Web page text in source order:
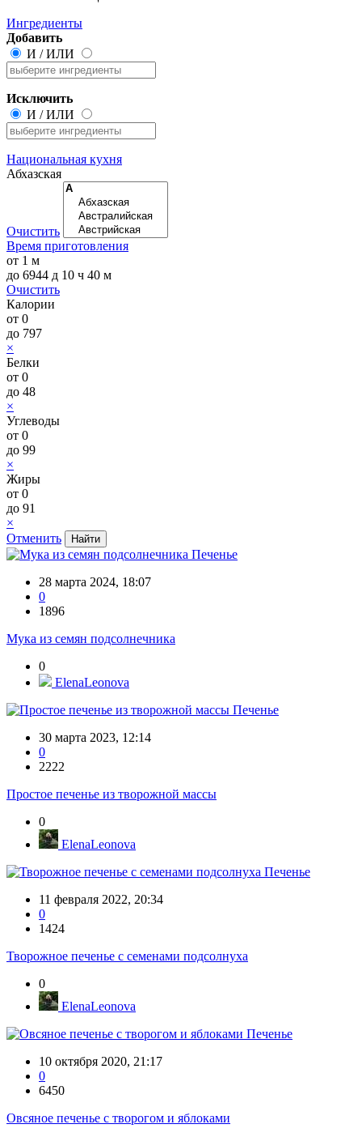
Ингредиенты
Добавить
И /ИЛИ
Исключить
И /ИЛИ
Национальная кухня
Абхазская
Очистить
Время приготовления
от 1 м
до 6944 д 10 ч 40 м
Очистить
Калории
от 0
до 797
×
Белки
от 0
до 48
×
Углеводы
от 0
до 99
×
Жиры
от 0
до 91
×
Отменить
Печенье
28 марта 2024, 18:07
0
1896
Мука из семян подсолнечника
0
ElenaLeonova
Печенье
30 марта 2023, 12:14
0
2222
Простое печенье из творожной массы
0
ElenaLeonova
Печенье
11 февраля 2022, 20:34
0
1424
Творожное печенье с семенами подсолнуха
0
ElenaLeonova
Печенье
10 октября 2020, 21:17
0
6450
Овсяное печенье с творогом и яблоками